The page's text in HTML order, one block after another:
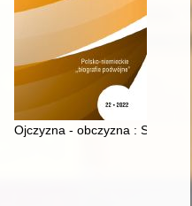
: Schreiben über die Shoah in
Ojczyzna - obczyzna :